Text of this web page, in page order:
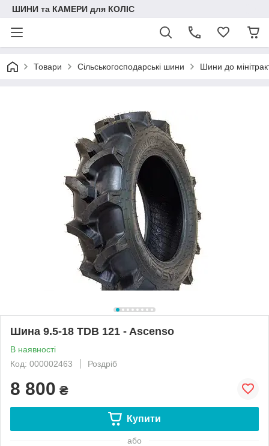
ШИНИ та КАМЕРИ для КОЛІС
Товари Сільськогосподарські шини Шини до
Шина 9.5-18 TDB 121 - Ascenso
В наявності
Код: 000002463
Роздріб
8 800 ₴
Купити
або